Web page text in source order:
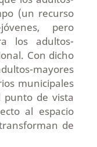
(un recurso
pero
los adultos-
Con dicho
mayores
municipales
punto de vista
al espacio
de